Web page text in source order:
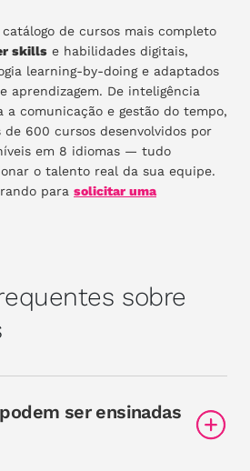
de cursos mais completo
skills e habilidades digitais,
learning-by-doing e adaptados
aprendizagem. De inteligência
a comunicação e gestão do tempo,
600 cursos desenvolvidos por
em 8 idiomas — tudo
o talento real da sua equipe.
para solicitar uma
sobre
ser ensinadas